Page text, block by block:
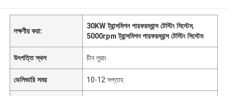
লক্ষণীয় করা:
30KW ট্রান্সমিশন পারফরম্যান্স টেস্টিং সিস্টেম,
5000rpm ট্রান্সমিশন পারফরম্যান্স টেস্টিং সিস্টেম
উৎপত্তি স্থল চীন লুয়াং
ডেলিভারি সময় 10-12 সপ্তাহ